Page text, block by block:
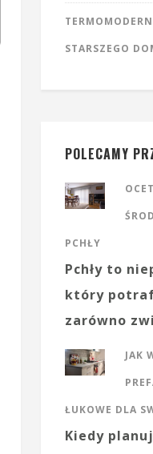
STARSZEGO
POLECAMY
PCHŁY
Pchły to
który
zarówno
JAK
ŁUKOWE DLA
Kiedy